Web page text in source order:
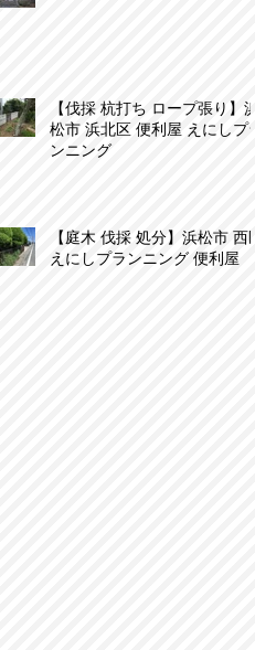
【伐採 杭打ち ロープ張り】浜
松市 浜北区 便利屋 えにしプラ
ンニング
【庭木 伐採 処分】浜松市 西区
えにしプランニング 便利屋